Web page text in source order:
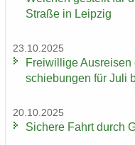
Stra­ße in Leip­zig
23.10.2025
Frei­wil­li­ge
schie­bun­gen für Juli
20.10.2025
Si­che­re Fahrt durch